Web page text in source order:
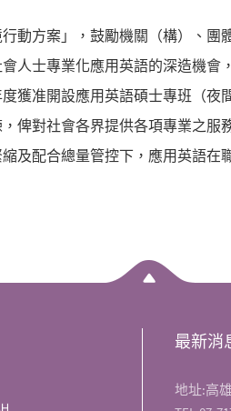
方案」，鼓勵機關（構）、團
人士專業化應用英語的深造機
獲准開設應用英語碩士專班（
俾對社會各界提供各項專業之
及配合總量管控下，應用英語
最新消
地址:高